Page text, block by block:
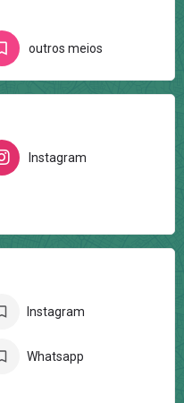
outros meios
Instagram
Instagram
Whatsapp